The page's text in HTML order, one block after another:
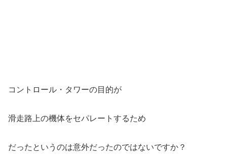
コントロール・タワーの目的が
滑走路上の機体をセパレートするため
だったというのは意外だったのではないですか？